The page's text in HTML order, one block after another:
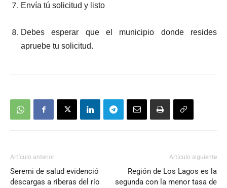
Envía tú solicitud y listo
Debes esperar que el municipio donde resides
apruebe tu solicitud.
Artículo anterior
Seremi de salud evidenció
descargas a riberas del río
Artículo siguiente
Región de Los Lagos es la
segunda con la menor tasa de